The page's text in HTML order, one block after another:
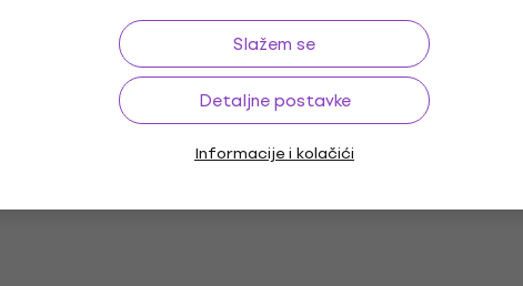
Slažem se
Detaljne postavke
Informacije i kolačići